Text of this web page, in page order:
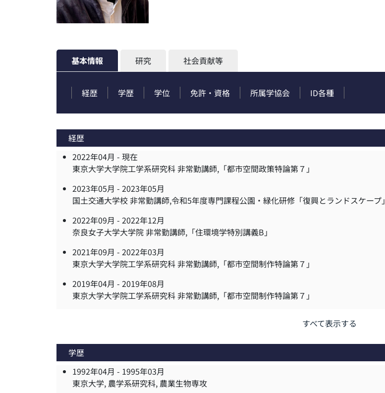
基本情報 研究 社会貢献等
経歴 学歴 学位 免許・資格 所属学協会 ID各種
経歴
2022年04月 - 現在
東京大学大学院工学系研究科 非常勤講師,「都市空間政策特論第７」
2023年05月 - 2023年05月
国土交通大学校 非常勤講師,令和5年度専門課程公園・緑化研修「復興とランドスケープ」
2022年09月 - 2022年12月
奈良女子大学大学院 非常勤講師,「住環境学特別講義B」
2021年09月 - 2022年03月
東京大学大学院工学系研究科 非常勤講師,「都市空間制作特論第７」
2019年04月 - 2019年08月
東京大学大学院工学系研究科 非常勤講師,「都市空間制作特論第７」
すべて表示する
学歴
1992年04月 - 1995年03月
東京大学, 農学系研究科, 農業生物専攻